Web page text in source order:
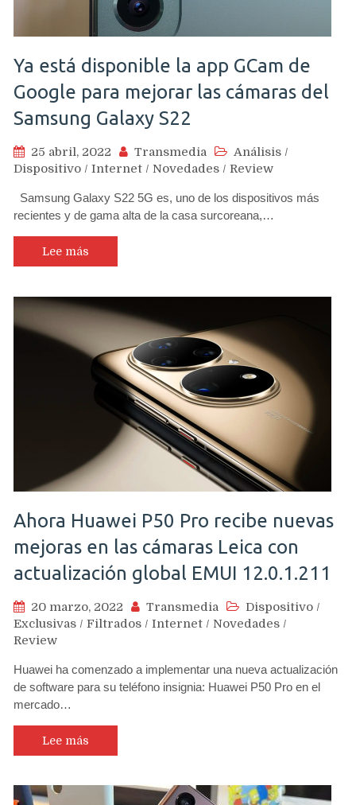
Ya está disponible la app GCam de
Google para mejorar las cámaras del
Samsung Galaxy S22
25 abril, 2022 Transmedia Análisis /
Dispositivo / Internet / Novedades / Review
Samsung Galaxy S22 5G es, uno de los dispositivos más
recientes y de gama alta de la casa surcoreana,…
Lee más
Ahora Huawei P50 Pro recibe nuevas
mejoras en las cámaras Leica con
actualización global EMUI 12.0.1.211
20 marzo, 2022 Transmedia Dispositivo /
Exclusivas / Filtrados / Internet / Novedades /
Review
Huawei ha comenzado a implementar una nueva actualización
de software para su teléfono insignia: Huawei P50 Pro en el
mercado…
Lee más